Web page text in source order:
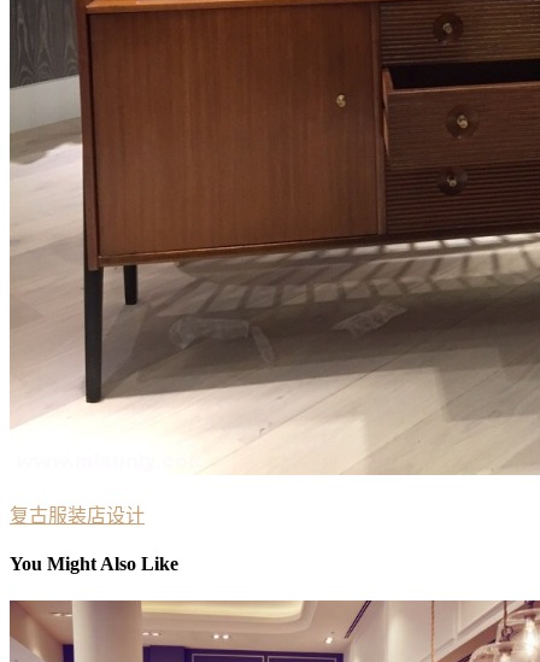
复古服装店设计
You Might Also Like